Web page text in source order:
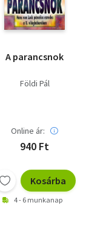
A parancsnok
Földi Pál
Online ár:
940 Ft
Kosárba
4 - 6 munkanap